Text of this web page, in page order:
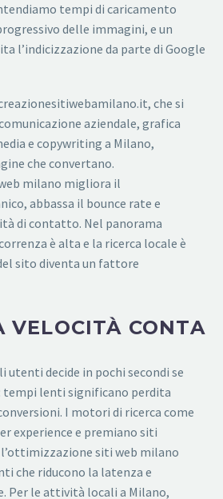
tempi di caricamento
delle immagini, e un
l’indicizzazione da parte di Google
che si
aziendale, grafica
e copywriting a Milano,
che convertano.
milano migliora il
abbassa il bounce rate e
di contatto. Nel panorama
è alta e la ricerca locale è
sito diventa un fattore
VELOCITÀ CONTA
utenti decide in pochi secondi se
tempi lenti significano perdita
I motori di ricerca come
experience e premiano siti
siti web milano
che riducono la latenza e
Per le attività locali a Milano,